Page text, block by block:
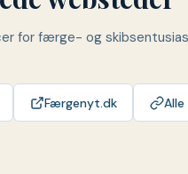
for færge- og
Færgenyt.dk Alle